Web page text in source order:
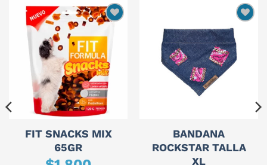
FIT SNACKS MIX
65GR
BANDANA
ROCKSTAR TALLA
XL